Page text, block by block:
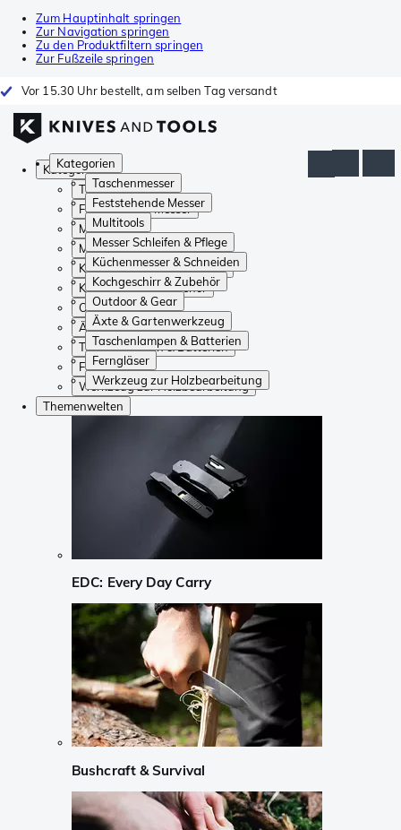
Zum Hauptinhalt springen
Zur Navigation springen
Zu den Produktfiltern springen
Zur Fußzeile springen
Vor 15.30 Uhr bestellt, am selben Tag versandt
Kategorien
Taschenmesser
Feststehende Messer
Multitools
Messer Schleifen & Pflege
Küchenmesser & Schneiden
Kochgeschirr & Zubehör
Outdoor & Gear
Äxte & Gartenwerkzeug
Taschenlampen & Batterien
Ferngläser
Werkzeug zur Holzbearbeitung
Kategorien
Taschenmesser
Feststehende Messer
Multitools
Messer Schleifen & Pflege
Küchenmesser & Schneiden
Kochgeschirr & Zubehör
Outdoor & Gear
Äxte & Gartenwerkzeug
Taschenlampen & Batterien
Ferngläser
Werkzeug zur Holzbearbeitung
Themenwelten
EDC: Every Day Carry
Bushcraft & Survival